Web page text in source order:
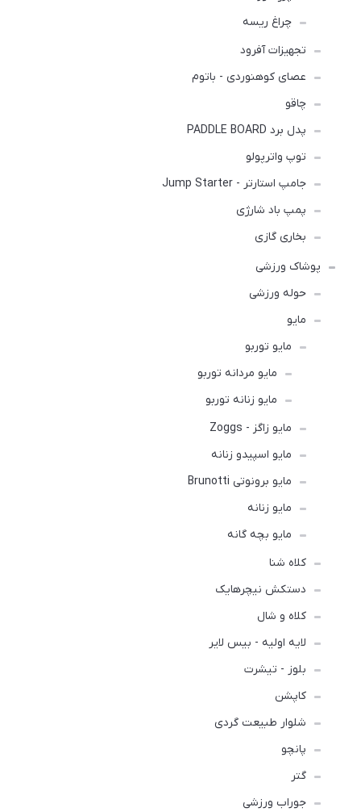
چراغ ریسه
تجهیزات آفرود
عصای کوهنوردی - باتوم
چاقو
پدل برد PADDLE BOARD
توپ واترپولو
جامپ استارتر - Jump Starter
پمپ باد شارژی
بخاری گازی
پوشاک ورزشی
حوله ورزشی
مايو
مایو توربو
مایو مردانه توربو
مایو زنانه توربو
مایو زاگز - Zoggs
مایو اسپیدو زنانه
مایو برونوتی Brunotti
مایو زنانه
مایو بچه گانه
کلاه شنا
دستکش نیچرهایک
کلاه و شال
لایه اولیه - بیس لایر
بلوز - تیشرت
کاپشن
شلوار طبیعت گردی
پانچو
گتر
جوراب ورزشی